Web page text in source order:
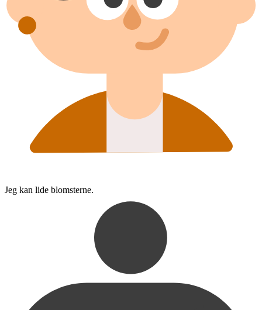
Jeg kan lide blomsterne.